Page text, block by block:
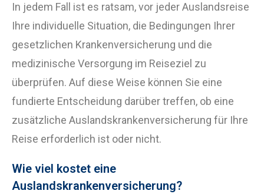
In jedem Fall ist es ratsam, vor jeder Auslandsreise
Ihre individuelle Situation, die Bedingungen Ihrer
gesetzlichen Krankenversicherung und die
medizinische Versorgung im Reiseziel zu
überprüfen. Auf diese Weise können Sie eine
fundierte Entscheidung darüber treffen, ob eine
zusätzliche Auslandskrankenversicherung für Ihre
Reise erforderlich ist oder nicht.
Wie viel kostet eine
Auslandskrankenversicherung?